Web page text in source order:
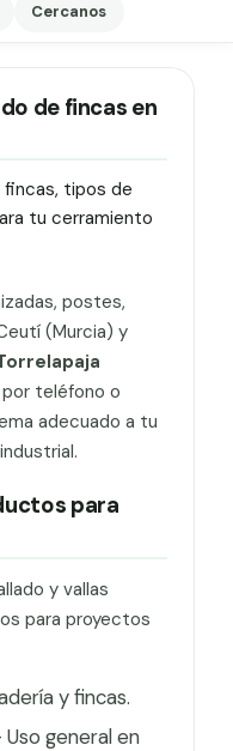
Cercanos
de fincas en
fincas, tipos de
tu cerramiento
postes,
(Murcia) y
teléfono o
adecuado a tu
para
y vallas
para proyectos
y fincas.
general en